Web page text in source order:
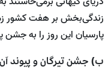
زندگی‌بخش بر هفت کشور
پارسیان این روز را به جشن
ب) جشن تیرگان و پیوند آن